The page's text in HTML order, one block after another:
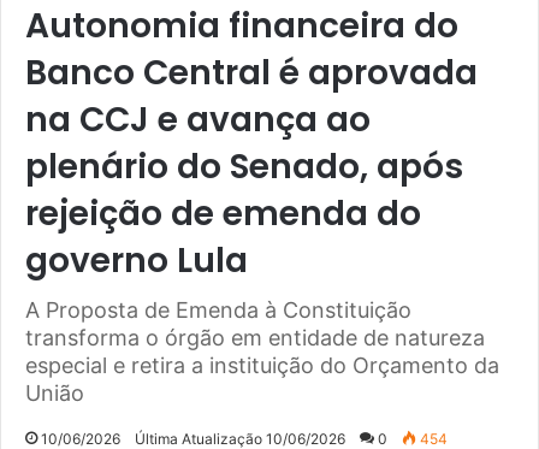
Autonomia financeira do
Banco Central é aprovada
na CCJ e avança ao
plenário do Senado, após
rejeição de emenda do
governo Lula
A Proposta de Emenda à Constituição
transforma o órgão em entidade de natureza
especial e retira a instituição do Orçamento da
União
10/06/2026 Última Atualização 10/06/2026 0 454